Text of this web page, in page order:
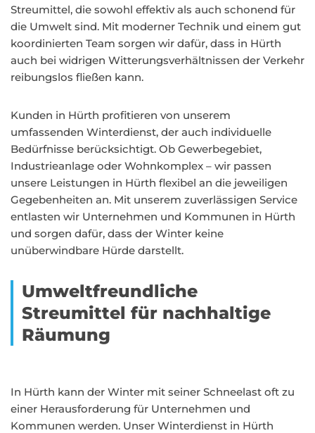
Streumittel, die sowohl effektiv als auch schonend für
die Umwelt sind. Mit moderner Technik und einem gut
koordinierten Team sorgen wir dafür, dass in Hürth
auch bei widrigen Witterungsverhältnissen der Verkehr
reibungslos fließen kann.
Kunden in Hürth profitieren von unserem
umfassenden Winterdienst, der auch individuelle
Bedürfnisse berücksichtigt. Ob Gewerbegebiet,
Industrieanlage oder Wohnkomplex – wir passen
unsere Leistungen in Hürth flexibel an die jeweiligen
Gegebenheiten an. Mit unserem zuverlässigen Service
entlasten wir Unternehmen und Kommunen in Hürth
und sorgen dafür, dass der Winter keine
unüberwindbare Hürde darstellt.
Umweltfreundliche
Streumittel für nachhaltige
Räumung
In Hürth kann der Winter mit seiner Schneelast oft zu
einer Herausforderung für Unternehmen und
Kommunen werden. Unser Winterdienst in Hürth